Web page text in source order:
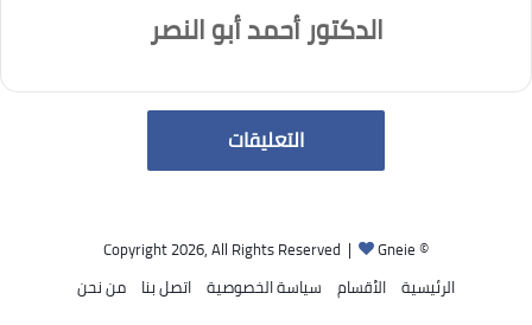
الدكتور أحمد أبو النصر
التعليقات
© Copyright 2026, All Rights Reserved |
Gneie
الرئيسية الأقسام سياسة الخصوصية اتصل بنا من نحن